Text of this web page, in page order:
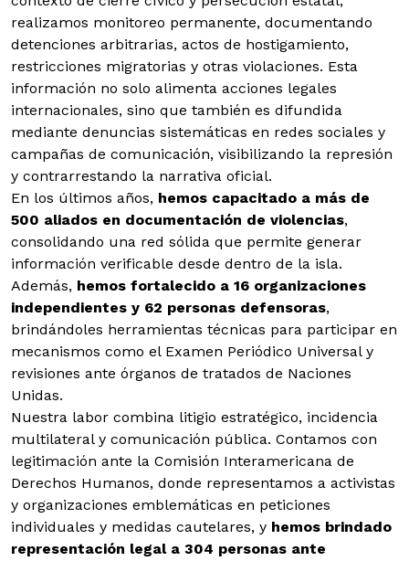
realizamos monitoreo permanente, documentando
detenciones arbitrarias, actos de hostigamiento,
restricciones migratorias y otras violaciones. Esta
información no solo alimenta acciones legales
internacionales, sino que también es difundida
mediante denuncias sistemáticas en redes sociales y
campañas de comunicación, visibilizando la represión
y contrarrestando la narrativa oficial.
En los últimos años, hemos capacitado a más de
500 aliados en documentación de violencias,
consolidando una red sólida que permite generar
información verificable desde dentro de la isla.
Además, hemos fortalecido a 16 organizaciones
independientes y 62 personas defensoras,
brindándoles herramientas técnicas para participar en
mecanismos como el Examen Periódico Universal y
revisiones ante órganos de tratados de Naciones
Unidas.
Nuestra labor combina litigio estratégico, incidencia
multilateral y comunicación pública. Contamos con
legitimación ante la Comisión Interamericana de
Derechos Humanos, donde representamos a activistas
y organizaciones emblemáticas en peticiones
individuales y medidas cautelares, y hemos brindado
representación legal a 304 personas ante